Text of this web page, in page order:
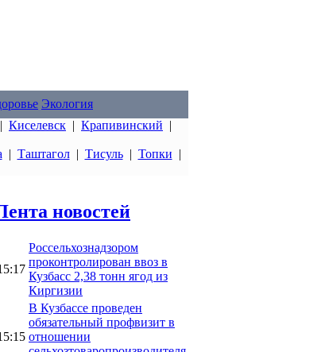
Экология
| Киселевск | Крапивинский |
| Таштагол| Тисуль| Топки |
новостей
Россельхознадзором
проконтролирован ввоз в
Кузбасс 2,38 тонн ягод из
Киргизии
В Кузбассе проведен
обязательный профвизит в
отношении